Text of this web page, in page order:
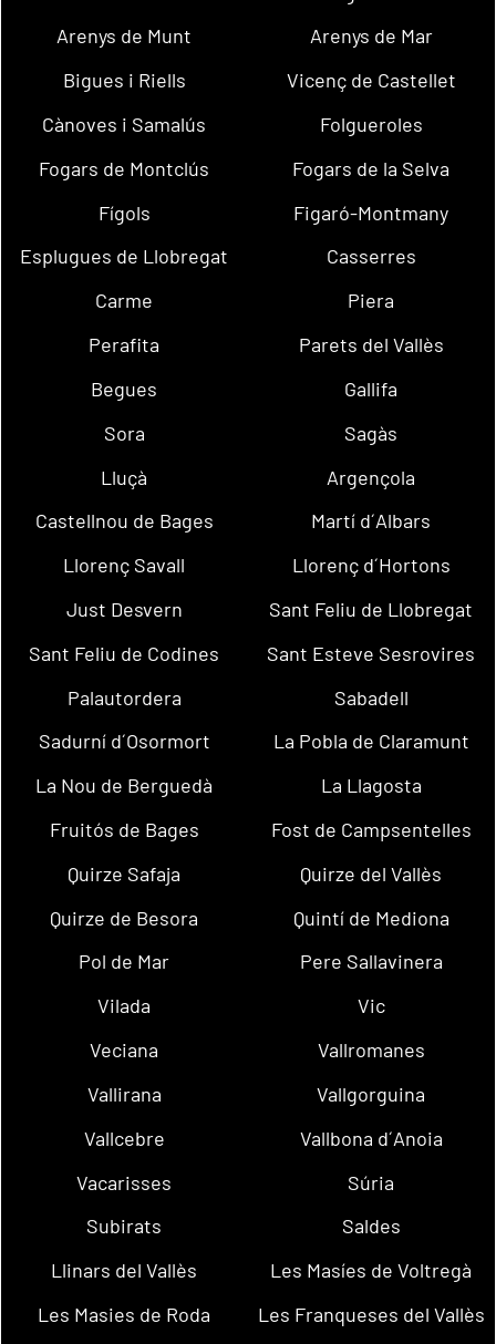
Arenys de Munt
Arenys de Mar
Bigues i Riells
Vicenç de Castellet
Cànoves i Samalús
Folgueroles
Fogars de Montclús
Fogars de la Selva
Fígols
Figaró-Montmany
Esplugues de Llobregat
Casserres
Carme
Piera
Perafita
Parets del Vallès
Begues
Gallifa
Sora
Sagàs
Lluçà
Argençola
Castellnou de Bages
Martí d´Albars
Llorenç Savall
Llorenç d´Hortons
Just Desvern
Sant Feliu de Llobregat
Sant Feliu de Codines
Sant Esteve Sesrovires
Palautordera
Sabadell
Sadurní d´Osormort
La Pobla de Claramunt
La Nou de Berguedà
La Llagosta
Fruitós de Bages
Fost de Campsentelles
Quirze Safaja
Quirze del Vallès
Quirze de Besora
Quintí de Mediona
Pol de Mar
Pere Sallavinera
Vilada
Vic
Veciana
Vallromanes
Vallirana
Vallgorguina
Vallcebre
Vallbona d´Anoia
Vacarisses
Súria
Subirats
Saldes
Llinars del Vallès
Les Masíes de Voltregà
Les Masies de Roda
Les Franqueses del Vallès